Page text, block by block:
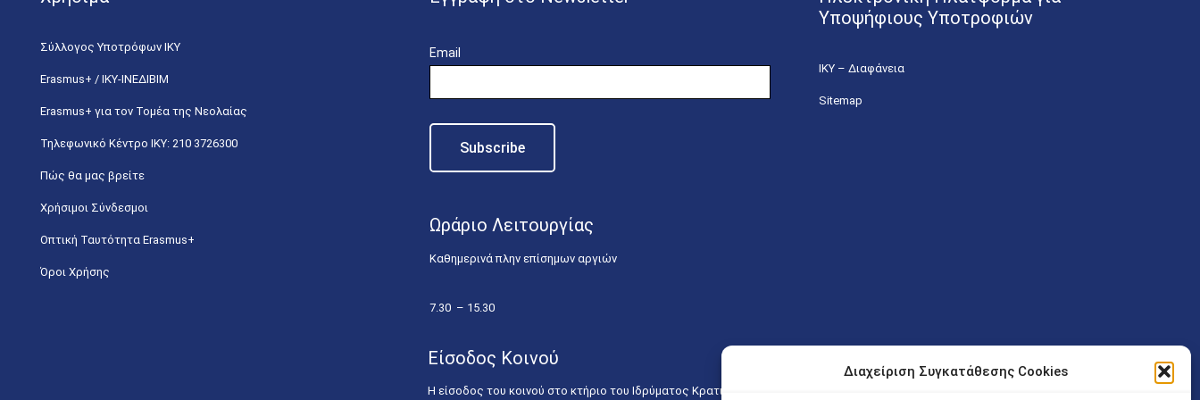
Διαχείριση Συγκατάθεσης Cookies
Σύλλογος Υποτρόφων ΙΚΥ
Erasmus+ / ΙΚΥ-ΙΝΕΔΙΒΙΜ
Erasmus+ για τον Τομέα της Νεολαίας
Τηλεφωνικό Κέντρο IKY: 210 3726300
Πώς θα μας βρείτε
Χρήσιμοι Σύνδεσμοι
Οπτική Ταυτότητα Erasmus+
Όροι Χρήσης
Email
Ωράριο Λειτουργίας
Καθημερινά πλην επίσημων αργιών
7.30 – 15.30
Υποψήφιους Υποτροφιών
ΙΚΥ – Διαφάνεια
Sitemap
Είσοδος Κοινού
Η είσοδος του κοινού στο κτήριο του Ιδρύματος Κρατικών Υποτροφιών (Λ. Εθνικής Αντιστάσεως 41 T.K.14234 Νέα Ιωνία), επιτρέπεται